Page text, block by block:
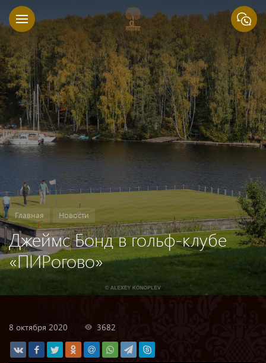
Главная Новости
Джеймс Бонд в гольф-клубе
«ПИРогово»
8 октября 2020 3682